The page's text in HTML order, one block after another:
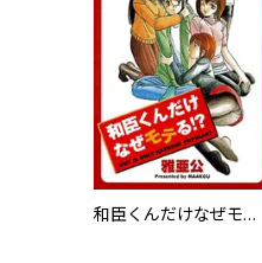
和臣くんだけなぜモテる！？